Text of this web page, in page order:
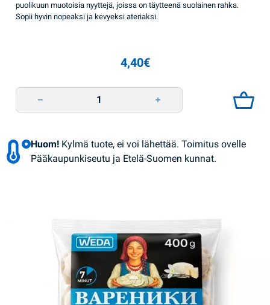
puolikuun muotoisia nyyttejä, joissa on täytteenä suolainen rahka.
Sopii hyvin nopeaksi ja kevyeksi ateriaksi.
4,40€
Huom! Kylmä tuote, ei voi lähettää. Toimitus ovelle
Pääkaupunkiseutu ja Etelä-Suomen kunnat.